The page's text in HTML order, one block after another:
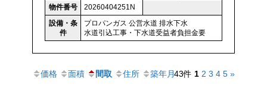
物件番号
20260404251N
設備・条
件
プロパンガス 公営水道 排水下水
水道引込工事・下水道受益者負担金要
価格 面積 間取 住所 築年月43件 1 2 3 4 5 »